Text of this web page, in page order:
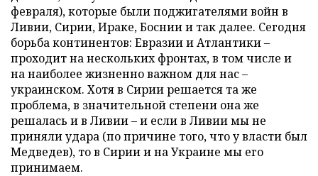
февраля), которые были поджигателями войн в
Ливии, Сирии, Ираке, Боснии и так далее. Сегодня
борьба континентов: Евразии и Атлантики –
проходит на нескольких фронтах, в том числе и
на наиболее жизненно важном для нас –
украинском. Хотя в Сирии решается та же
проблема, в значительной степени она же
решалась и в Ливии – и если в Ливии мы не
приняли удара (по причине того, что у власти был
Медведев), то в Сирии и на Украине мы его
принимаем.